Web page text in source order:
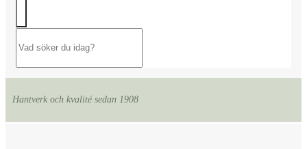
Hantverk och kvalité sedan 1908